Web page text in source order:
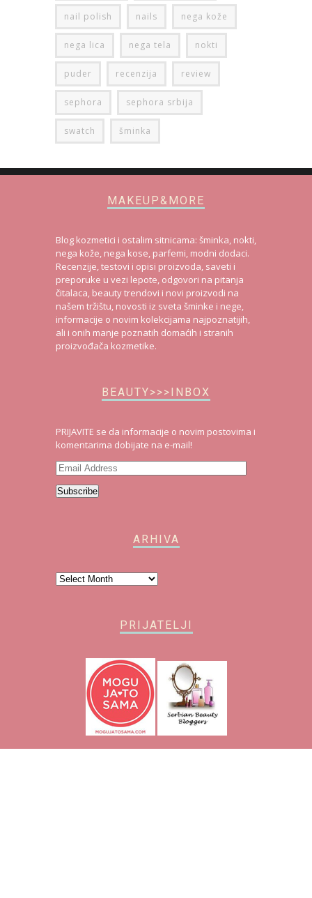
nail polish nails nega kože
nega lica nega tela nokti
puder recenzija review
sephora sephora srbija
swatch šminka
MAKEUP&MORE
Blog kozmetici i ostalim sitnicama: šminka, nokti,
nega kože, nega kose, parfemi, modni dodaci.
Recenzije, testovi i opisi proizvoda, saveti i
preporuke u vezi lepote, odgovori na pitanja
čitalaca, beauty trendovi i novi proizvodi na
našem tržištu, novosti iz sveta šminke i nege,
informacije o novim kolekcijama najpoznatijih,
ali i onih manje poznatih domaćih i stranih
proizvođača kozmetike.
BEAUTY>>>INBOX
PRIJAVITE se da informacije o novim postovima i
komentarima dobijate na e-mail!
Email
Address
Subscribe
ARHIVA
Arhiva
PRIJATELJI